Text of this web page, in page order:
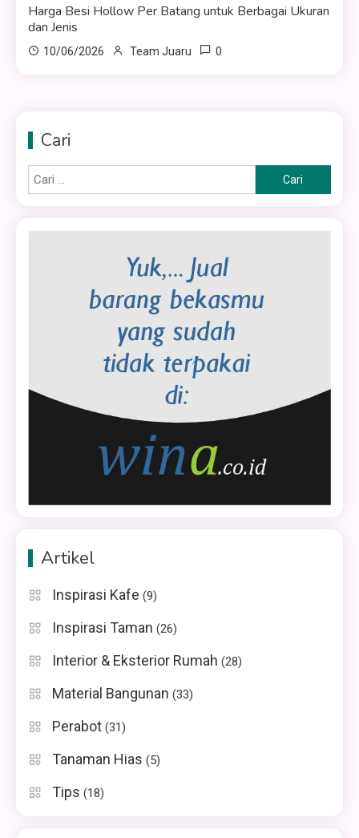
Harga Besi Hollow Per Batang untuk Berbagai Ukuran
dan Jenis
10/06/2026 Team Juaru 0
Cari
untuk:
Artikel
Inspirasi Kafe (9)
Inspirasi Taman (26)
Interior & Eksterior Rumah (28)
Material Bangunan (33)
Perabot (31)
Tanaman Hias (5)
Tips (18)